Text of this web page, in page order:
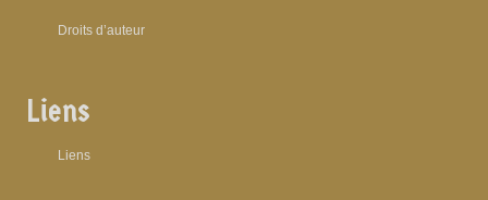
Droits d’auteur
Liens
Liens